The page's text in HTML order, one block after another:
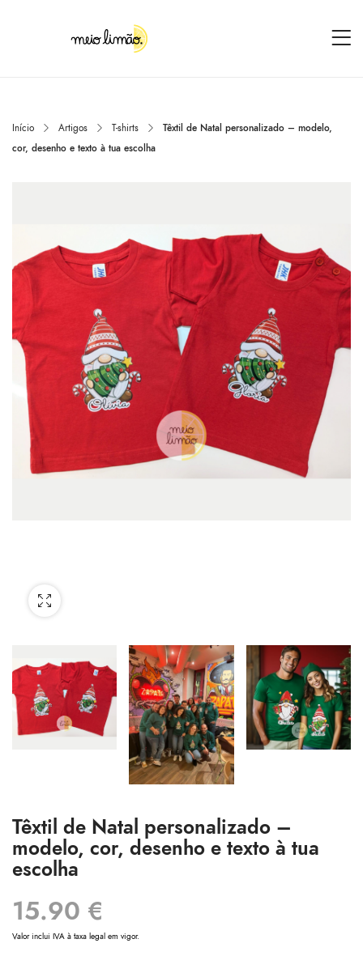
Início Artigos T-shirts
Têxtil de Natal personalizado – modelo,
cor, desenho e texto à tua escolha
Têxtil de Natal personalizado –
modelo, cor, desenho e texto à tua
escolha
15.90 €
Valor inclui IVA à taxa legal em vigor.